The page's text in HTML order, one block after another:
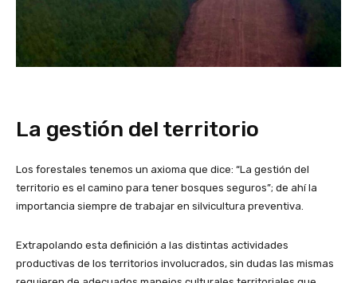
La gestión del territorio
Los forestales tenemos un axioma que dice: “La gestión del
territorio es el camino para tener bosques seguros”; de ahí la
importancia siempre de trabajar en silvicultura preventiva.
Extrapolando esta definición a las distintas actividades
productivas de los territorios involucrados, sin dudas las mismas